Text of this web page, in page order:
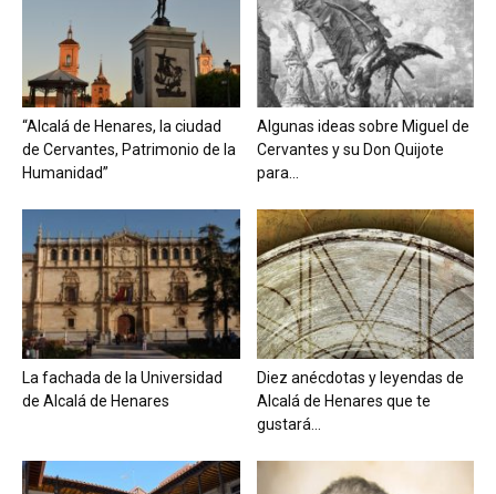
“Alcalá de Henares, la ciudad
de Cervantes, Patrimonio de la
Humanidad”
Algunas ideas sobre Miguel de
Cervantes y su Don Quijote
para...
La fachada de la Universidad
de Alcalá de Henares
Diez anécdotas y leyendas de
Alcalá de Henares que te
gustará...